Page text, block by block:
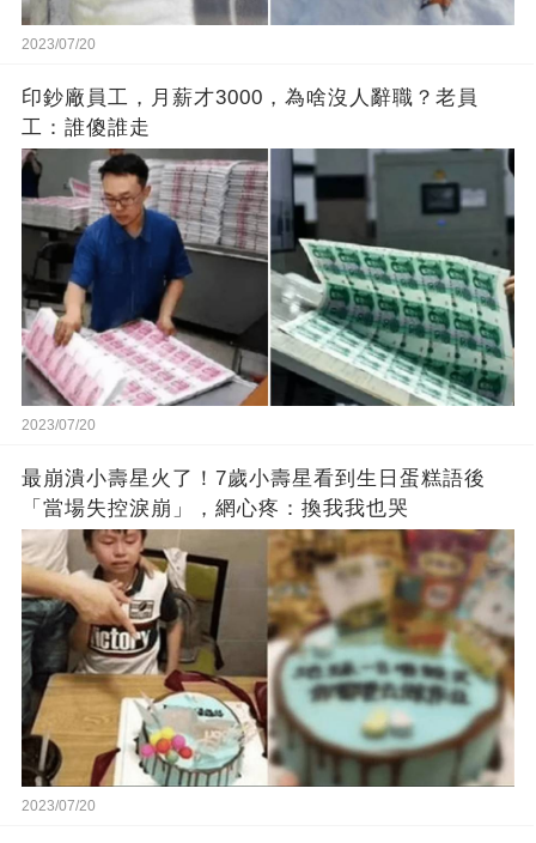
2023/07/20
印鈔廠員工，月薪才3000，為啥沒人辭職？老員
工：誰傻誰走
2023/07/20
最崩潰小壽星火了！7歲小壽星看到生日蛋糕語後
「當場失控淚崩」，網心疼：換我我也哭
2023/07/20